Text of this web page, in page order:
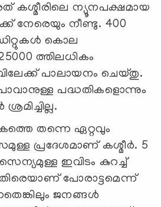
അത് കശ്മീരിലെ ന്യൂനപക്ഷമായ
നേരെയും നീണ്ടു. 400
കൊല
ത്തിലധികം
പാലായനം ചെയ്തു.
പദ്ധതികളൊന്നും
തന്നെ ഏറ്റവും
പ്രദേശമാണ് കശ്മീര്‍. 5
ഇവിടം കുറച്ച്
പോരാട്ടമെന്ന്
ജനങ്ങള്‍